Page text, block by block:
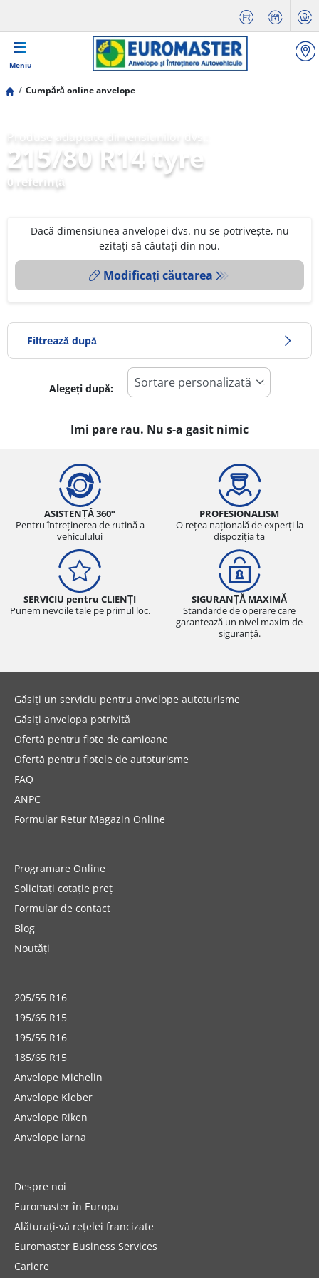
Meniu
Cumpără online anvelope
215/80 R14 tyre
0 referinţă
Dacă dimensiunea anvelopei dvs. nu se potrivește, nu
ezitați să căutați din nou.
Modificați căutarea
Filtrează după
Toate tipurile (0)
Iarna (0)
Vară (0)
All Season (0)
Tip autovehicul
Camionetă (0)
Rulotă autopropulsată (0)
Mai multe opțiuni
Alegeți după:
Imi pare rau. Nu s-a gasit nimic
ASISTENȚĂ 360°
Pentru întreținerea de rutină a
vehiculului
PROFESIONALISM
O rețea națională de experți la
dispoziția ta
SERVICIU pentru CLIENȚI
Punem nevoile tale pe primul loc.
SIGURANȚĂ MAXIMĂ
Standarde de operare care
garantează un nivel maxim de
siguranță.
Găsiți un serviciu pentru anvelope autoturisme
Găsiți anvelopa potrivită
Ofertă pentru flote de camioane
Ofertă pentru flotele de autoturisme
FAQ
ANPC
Formular Retur Magazin Online
Programare Online
Solicitați cotație preț
Formular de contact
Blog
Noutăți
205/55 R16
195/65 R15
195/55 R16
185/65 R15
Anvelope Michelin
Anvelope Kleber
Anvelope Riken
Anvelope iarna
Despre noi
Euromaster în Europa
Alăturați-vă rețelei francizate
Euromaster Business Services
Cariere